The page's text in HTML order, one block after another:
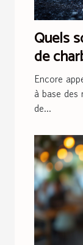
Quels
de
Encore
à base des
de...